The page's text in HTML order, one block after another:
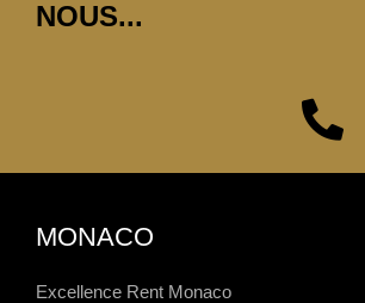
NOUS...
MONACO
Excellence Rent Monaco